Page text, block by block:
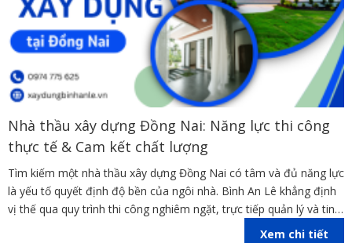
Nhà thầu xây dựng Đồng Nai: Năng lực thi công
thực tế & Cam kết chất lượng
Tìm kiếm một nhà thầu xây dựng Đồng Nai có tâm và đủ năng lực
là yếu tố quyết định độ bền của ngôi nhà. Bình An Lê khẳng định
vị thế qua quy trình thi công nghiêm ngặt, trực tiếp quản lý và tinh
Xem chi tiết